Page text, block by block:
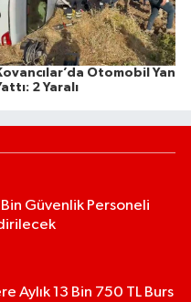
Otomobil Yan
2 Yaralı
Güvenlik Personeli
Aylık 13 Bin 750 TL Burs